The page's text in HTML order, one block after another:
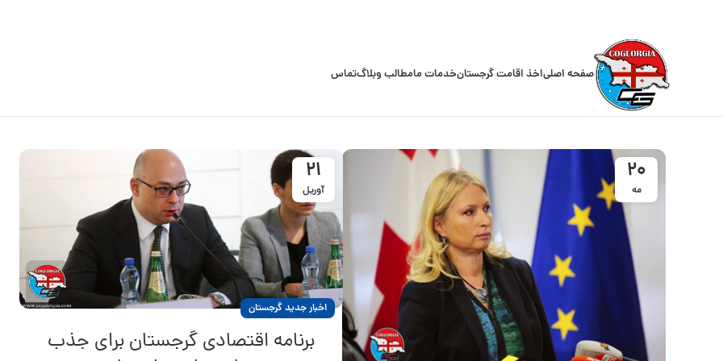
صفحه اصلیاخذ اقامت گرجستانخدمات مامطالب وبلاگتماس
20
مه
21
آوریل
اخبار جدید گرجستان
برنامه اقتصادی گرجستان برای جذب